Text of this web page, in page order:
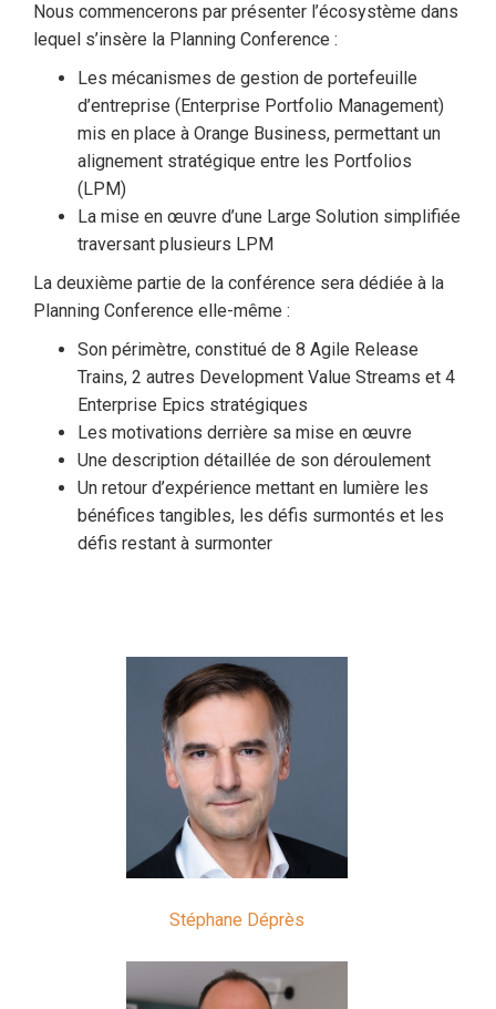
Nous commencerons par présenter l’écosystème dans
lequel s’insère la Planning Conference :
Les mécanismes de gestion de portefeuille
d’entreprise (Enterprise Portfolio Management)
mis en place à Orange Business, permettant un
alignement stratégique entre les Portfolios
(LPM)
La mise en œuvre d’une Large Solution simplifiée
traversant plusieurs LPM
La deuxième partie de la conférence sera dédiée à la
Planning Conference elle-même :
Son périmètre, constitué de 8 Agile Release
Trains, 2 autres Development Value Streams et 4
Enterprise Epics stratégiques
Les motivations derrière sa mise en œuvre
Une description détaillée de son déroulement
Un retour d’expérience mettant en lumière les
bénéfices tangibles, les défis surmontés et les
défis restant à surmonter
Stéphane Déprès